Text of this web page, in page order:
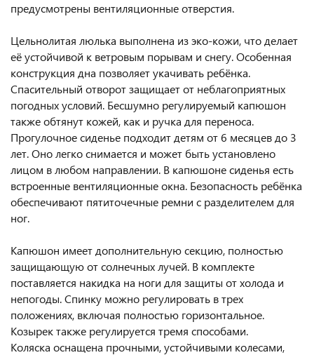
предусмотрены вентиляционные отверстия.
Цельнолитая люлька выполнена из эко-кожи, что делает
её устойчивой к ветровым порывам и снегу. Особенная
конструкция дна позволяет укачивать ребёнка.
Спасительный отворот защищает от неблагоприятных
погодных условий. Бесшумно регулируемый капюшон
также обтянут кожей, как и ручка для переноса.
Прогулочное сиденье подходит детям от 6 месяцев до 3
лет. Оно легко снимается и может быть установлено
лицом в любом направлении. В капюшоне сиденья есть
встроенные вентиляционные окна. Безопасность ребёнка
обеспечивают пятиточечные ремни с разделителем для
ног.
Капюшон имеет дополнительную секцию, полностью
защищающую от солнечных лучей. В комплекте
поставляется накидка на ноги для защиты от холода и
непогоды. Спинку можно регулировать в трех
положениях, включая полностью горизонтальное.
Козырек также регулируется тремя способами.
Коляска оснащена прочными, устойчивыми колесами,